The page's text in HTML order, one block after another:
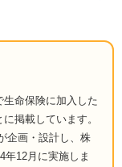
保険株式会社
命保険に加入した
掲載しています。
企画・設計し、株
年12月に実施しま